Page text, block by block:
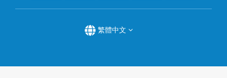
繁體中文